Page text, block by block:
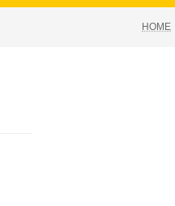
HOME